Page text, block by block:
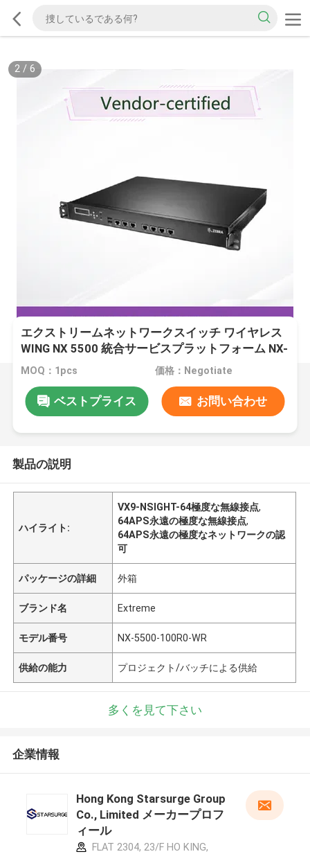
2/ 6
エクストリームネットワークスイッチ ワイヤレス
WING NX 5500 統合サービスプラットフォーム NX-
5500-100R0-WR
MOQ：1pcs 価格：Negotiate
ベストプライス お問い合わせ
製品の説明
ハイライト:
VX9-NSIGHT-64極度な無線接点,
64APS永遠の極度な無線接点,
64APS永遠の極度なネットワークの認
可
パッケージの詳細 外箱
ブランド名 Extreme
モデル番号 NX-5500-100R0-WR
供給の能力 プロジェクト/バッチによる供給
多くを見て下さい
企業情報
Hong Kong Starsurge Group
Co., Limited メーカープロフ
ィール
FLAT 2304, 23/F HO KING,